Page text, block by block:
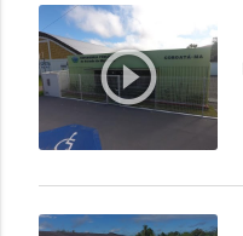
play_circle_outline